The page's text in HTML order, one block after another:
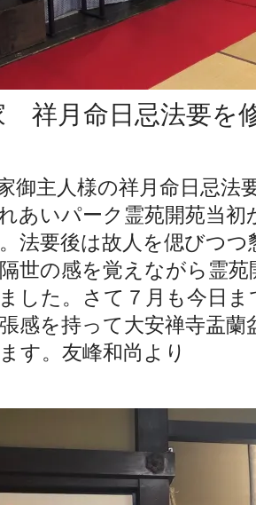
祥月命日忌法要を
御主人様の祥月命日忌法
あいパーク霊苑開苑当
法要後は故人を偲びつ
世の感を覚えながら霊
した。
さて７月も今日
感を持って大安禅寺盂
す。友峰和尚より